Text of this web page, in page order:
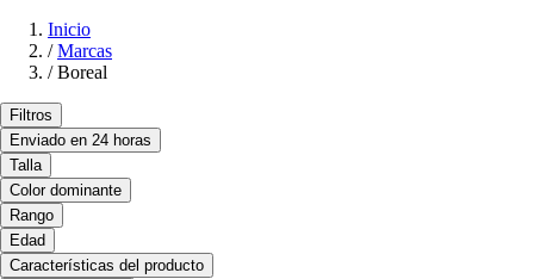
Inicio
/ Marcas
/ Boreal
Filtros
Enviado en 24 horas
Talla
Color dominante
Rango
Edad
Características del producto